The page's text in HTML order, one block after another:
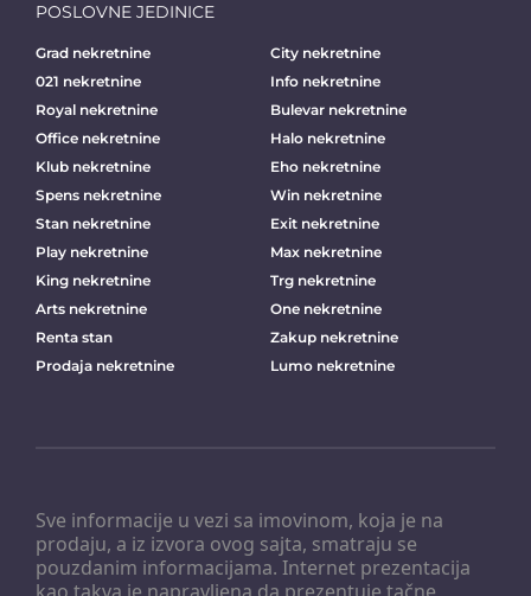
Sve informacije u vezi sa imovinom, koja je na
prodaju, a iz izvora ovog sajta, smatraju se
pouzdanim informacijama. Internet prezentacija
POSLOVNE JEDINICE
Grad nekretnine
City nekretnine
021 nekretnine
Info nekretnine
Royal nekretnine
Bulevar nekretnine
Office nekretnine
Halo nekretnine
Klub nekretnine
Eho nekretnine
Spens nekretnine
Win nekretnine
Stan nekretnine
Exit nekretnine
Play nekretnine
Max nekretnine
King nekretnine
Trg nekretnine
Arts nekretnine
One nekretnine
Renta stan
Zakup nekretnine
Prodaja nekretnine
Lumo nekretnine